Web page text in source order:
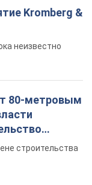
Kromberg &
неизвестно
80-метровым
строительства